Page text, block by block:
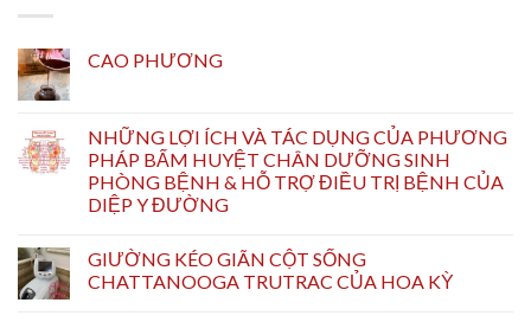
CAO PHƯƠNG
NHỮNG LỢI ÍCH VÀ TÁC DỤNG CỦA PHƯƠNG
PHÁP BẤM HUYỆT CHÂN DƯỠNG SINH
PHÒNG BỆNH & HỖ TRỢ ĐIỀU TRỊ BỆNH CỦA
DIỆP Y ĐƯỜNG
GIƯỜNG KÉO GIÃN CỘT SỐNG
CHATTANOOGA TRUTRAC CỦA HOA KỲ